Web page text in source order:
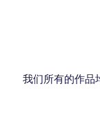
我们所有的作品